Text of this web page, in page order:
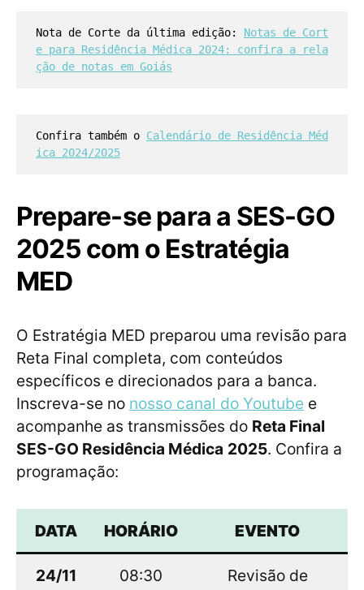
Nota de Corte da última edição: Notas de Cort
e para Residência Médica 2024: confira a rela
ção de notas em Goiás
Confira também o Calendário de Residência Méd
ica 2024/2025
Prepare-se para a SES-GO
2025 com o Estratégia
MED
O Estratégia MED preparou uma revisão para
Reta Final completa, com conteúdos
específicos e direcionados para a banca.
Inscreva-se no nosso canal do Youtube e
acompanhe as transmissões do Reta Final
SES-GO Residência Médica 2025. Confira a
programação:
DATA HORÁRIO EVENTO
24/11 08:30
Revisão de